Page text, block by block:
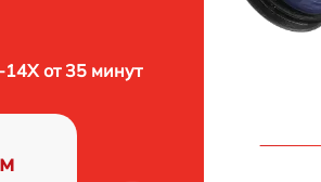
от 35 минут